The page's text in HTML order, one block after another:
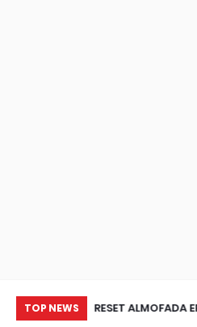
TOP NEWS
IMPRESSORA
RESET ALMOFADA